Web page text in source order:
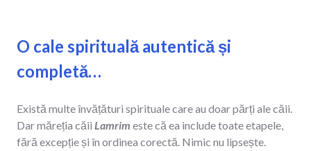
O cale spirituală autentică și
completă…
Există multe învățături spirituale care au doar părți ale căii.
Dar măreția căii Lamrim este că ea include toate etapele,
fără excepție și în ordinea corectă. Nimic nu lipsește.